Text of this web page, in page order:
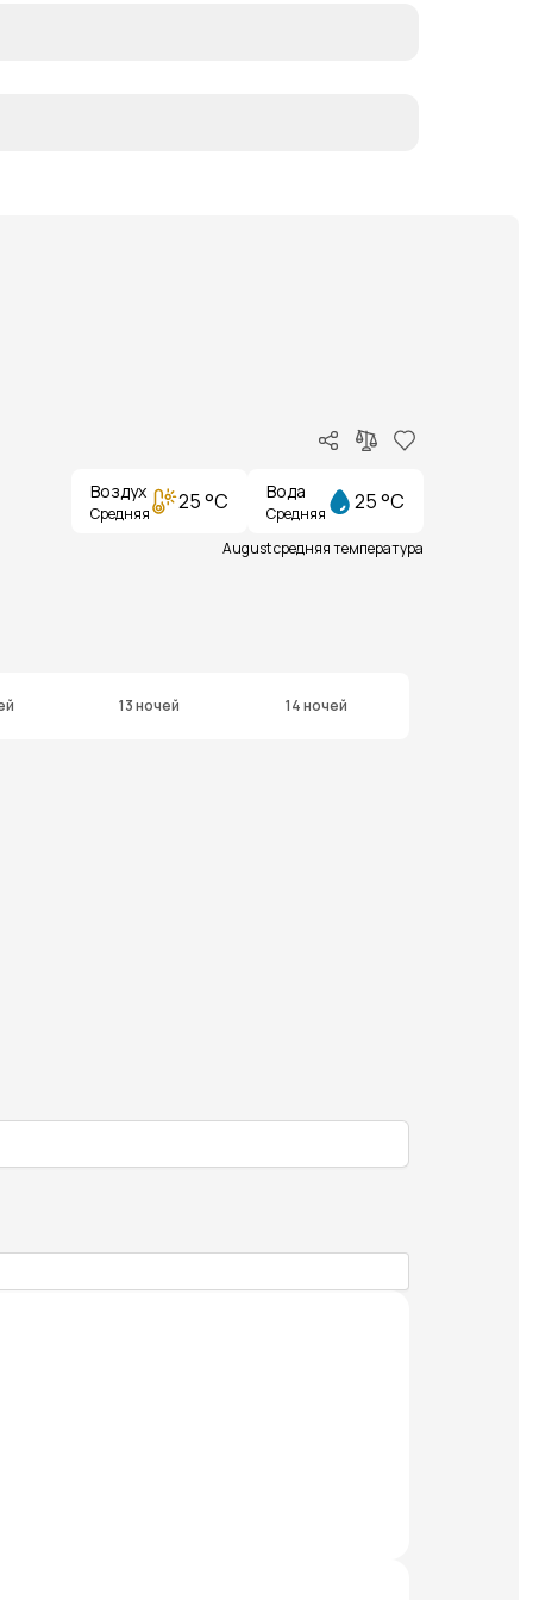
Воздух
Средняя 25 °C Вода
Средняя 25 °C
August средняя температура
13 ночей 14 ночей